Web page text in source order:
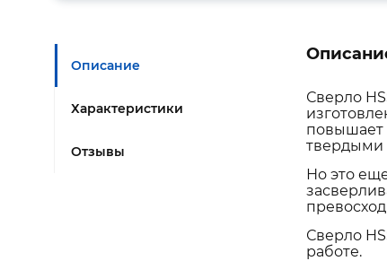
Описание
Характеристики
Отзывы
Сверло
повышает
твердыми
Но это
Сверло
работе.